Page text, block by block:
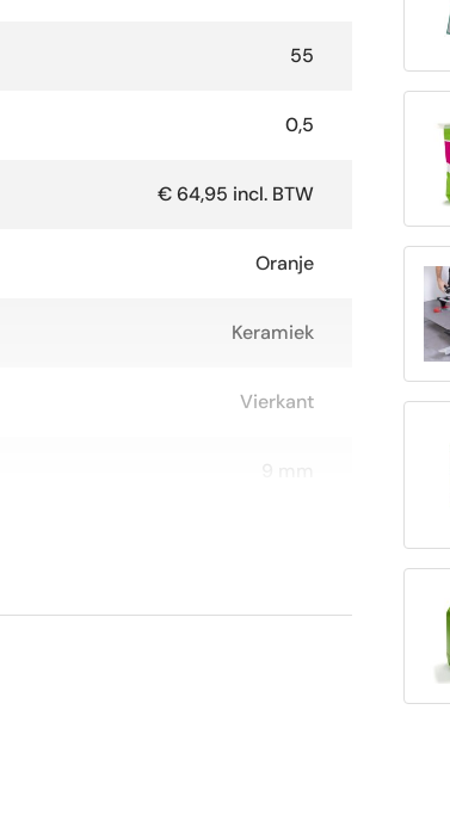
55
0,5
€ 64,95 incl. BTW
Oranje
Keramiek
Vierkant
glans